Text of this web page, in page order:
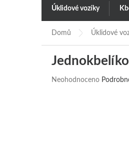
Úklidové vozíky
Domů Úklidové
Průměrné
Neohodnoceno